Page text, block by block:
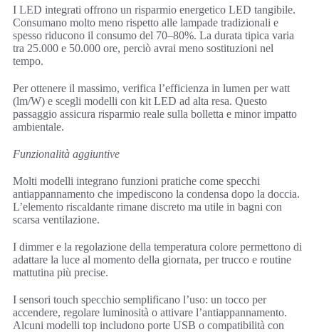
I LED integrati offrono un risparmio energetico LED tangibile.
Consumano molto meno rispetto alle lampade tradizionali e
spesso riducono il consumo del 70–80%. La durata tipica varia
tra 25.000 e 50.000 ore, perciò avrai meno sostituzioni nel
tempo.
Per ottenere il massimo, verifica l’efficienza in lumen per watt
(lm/W) e scegli modelli con kit LED ad alta resa. Questo
passaggio assicura risparmio reale sulla bolletta e minor impatto
ambientale.
Funzionalità aggiuntive
Molti modelli integrano funzioni pratiche come specchi
antiappannamento che impediscono la condensa dopo la doccia.
L’elemento riscaldante rimane discreto ma utile in bagni con
scarsa ventilazione.
I dimmer e la regolazione della temperatura colore permettono di
adattare la luce al momento della giornata, per trucco e routine
mattutina più precise.
I sensori touch specchio semplificano l’uso: un tocco per
accendere, regolare luminosità o attivare l’antiappannamento.
Alcuni modelli top includono porte USB o compatibilità con